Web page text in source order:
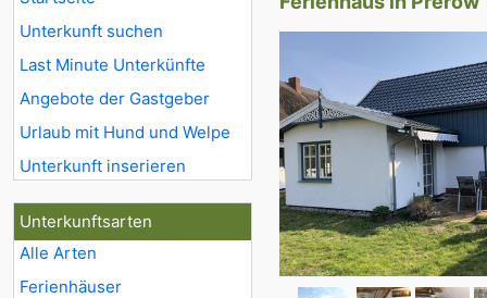
Unterkunft suchen
Last Minute Unterkünfte
Angebote der Gastgeber
Urlaub mit Hund und Welpe
Unterkunft inserieren
Unterkunftsarten
Alle Arten
Ferienhäuser